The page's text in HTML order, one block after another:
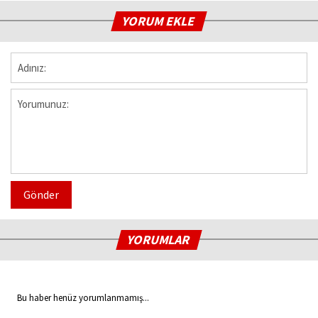
YORUM EKLE
Gönder
YORUMLAR
Bu haber henüz yorumlanmamış...